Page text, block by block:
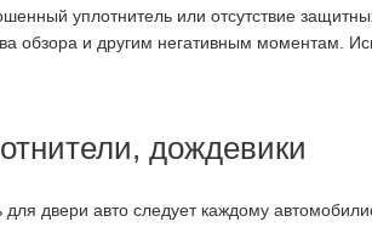
уплотнитель или отсутствие
обзора и другим негативным моментам.
дождевики
для двери авто следует каждому